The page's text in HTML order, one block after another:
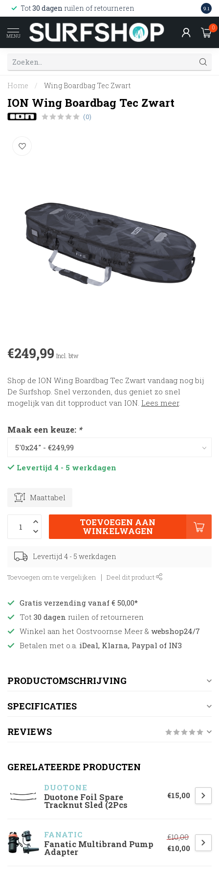
Tot30 dagen ruilen of retourneren 9.1
MENU
0
Home / Wing Boardbag Tec Zwart
ION Wing Boardbag Tec Zwart
(0)
€249,99 Incl. btw
Shop de ION Wing Boardbag Tec Zwart vandaag nog bij
De Surfshop. Snel verzonden, dus geniet zo snel
mogelijk van dit topproduct van ION. Lees meer.
Maak een keuze: *
Levertijd 4 - 5 werkdagen
Maattabel
TOEVOEGEN AAN
WINKELWAGEN
Levertijd 4 - 5 werkdagen
Toevoegen om te vergelijken Deel dit product
Gratis verzending vanaf € 50,00*
Tot 30 dagen ruilen of retourneren
Winkel aan het Oostvoornse Meer & webshop24/7
Betalen met o.a. iDeal, Klarna, Paypal of IN3
PRODUCTOMSCHRIJVING
SPECIFICATIES
REVIEWS
GERELATEERDE PRODUCTEN
DUOTONE
Duotone Foil Spare
Tracknut Sled (2Pcs
€15,00
FANATIC
Fanatic Multibrand Pump
Adapter
€10,00
€10,00